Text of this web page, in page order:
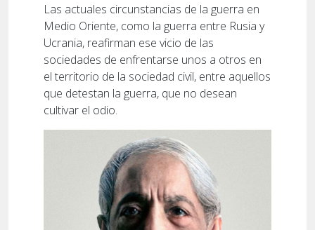
Las actuales circunstancias de la guerra en
Medio Oriente, como la guerra entre Rusia y
Ucrania, reafirman ese vicio de las
sociedades de enfrentarse unos a otros en
el territorio de la sociedad civil, entre aquellos
que detestan la guerra, que no desean
cultivar el odio.